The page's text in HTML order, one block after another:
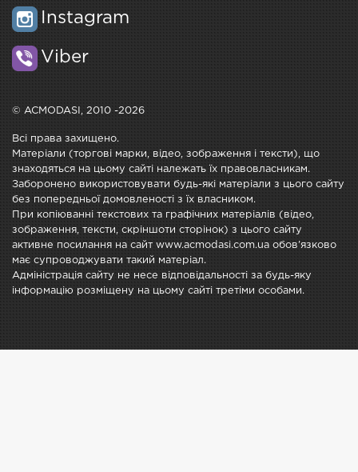
Instagram
Viber
© ACMODASI, 2010 -2026
Всі права захищено.
Матеріали (торгові марки, відео, зображення і тексти), що
знаходяться на цьому сайті належать їх правовласникам.
Заборонено використовувати будь-які матеріали з цього сайту
без попередньої домовленості з їх власником.
При копіюванні текстових та графічних матеріалів (відео,
зображення, тексти, скріншоти сторінок) з цього сайту
активне посилання на сайт www.acmodasi.com.ua обов'язково
має супроводжувати такий матеріал.
Адміністрація сайту не несе відповідальності за будь-яку
інформацію розміщену на цьому сайті третіми особами.